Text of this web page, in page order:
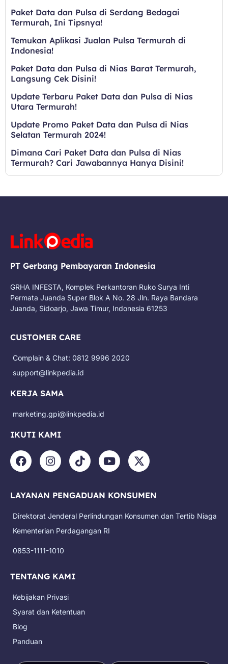
Paket Data dan Pulsa di Serdang Bedagai
Termurah, Ini Tipsnya!
Temukan Aplikasi Jualan Pulsa Termurah di
Indonesia!
Paket Data dan Pulsa di Nias Barat Termurah,
Langsung Cek Disini!
Update Terbaru Paket Data dan Pulsa di Nias
Utara Termurah!
Update Promo Paket Data dan Pulsa di Nias
Selatan Termurah 2024!
Dimana Cari Paket Data dan Pulsa di Nias
Termurah? Cari Jawabannya Hanya Disini!
PT Gerbang Pembayaran Indonesia
GRHA INFESTA, Komplek Perkantoran Ruko Surya Inti
Permata Juanda Super Blok A No. 28 Jln. Raya Bandara
Juanda, Sidoarjo, Jawa Timur, Indonesia 61253
CUSTOMER CARE
Complain & Chat: 0812 9996 2020
support@linkpedia.id
KERJA SAMA
marketing.gpi@linkpedia.id
IKUTI KAMI
F
a
b
o
k
I
n
a
r
a
T
i
o
Y
o
u
e
X
-
i
t
LAYANAN PENGADUAN KONSUMEN
Direktorat Jenderal Perlindungan Konsumen dan Tertib Niaga
Kementerian Perdagangan RI
0853-1111-1010
TENTANG KAMI
Kebijakan Privasi
Syarat dan Ketentuan
Blog
Panduan